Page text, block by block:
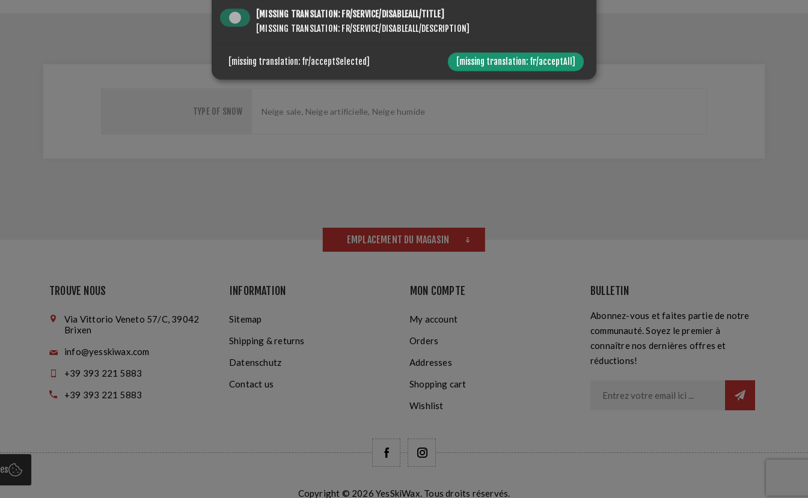
CONTACT US
TYPE OF SNOW Neige sale, Neige artificielle, Neige humide
EMPLACEMENT DU MAGASIN
TROUVE NOUS
Via Vittorio Veneto 57/C, 39042
Brixen
info@yesskiwax.com
+39 393 221 5883
+39 393 221 5883
INFORMATION
Sitemap
Shipping & returns
Datenschutz
Contact us
MON COMPTE
My account
Orders
Addresses
Shopping cart
Wishlist
BULLETIN
Abonnez-vous et faites partie de notre
communauté. Soyez le premier à
connaître nos dernières offres et
réductions!
Copyright © 2026 YesSkiWax. Tous droits réservés.
[MISSING TRANSLATION: FR/SERVICE/DISABLEALL/TITLE]
[MISSING TRANSLATION: FR/SERVICE/DISABLEALL/DESCRIPTION]
[missing translation: fr/acceptSelected] [missing translation: fr/acceptAll]